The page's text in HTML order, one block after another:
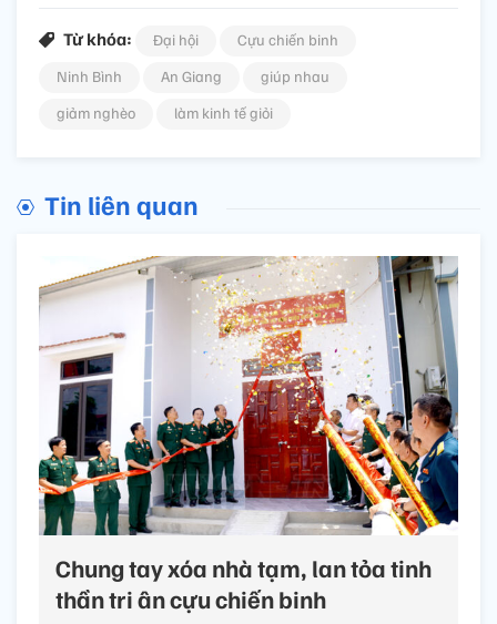
Từ khóa: Đại hội
Cựu chiến binh
Ninh Bình
An Giang
giúp nhau
giảm nghèo
làm kinh tế giỏi
Tin liên quan
Chung tay xóa nhà tạm, lan tỏa tinh
thần tri ân cựu chiến binh